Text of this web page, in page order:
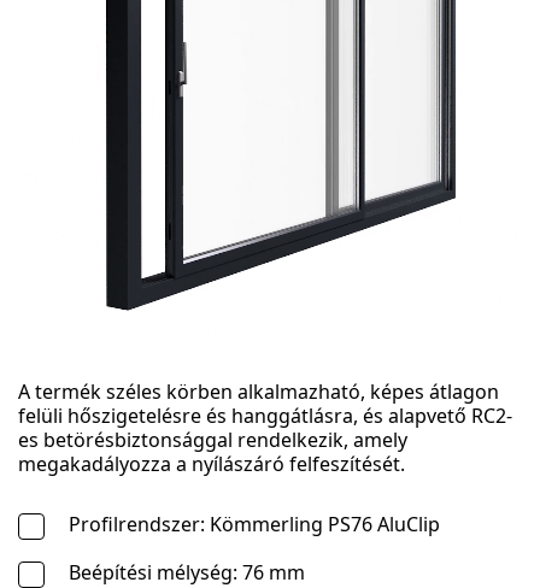
A termék széles körben alkalmazható, képes átlagon
felüli hőszigetelésre és hanggátlásra, és alapvető RC2-
es betörésbiztonsággal rendelkezik, amely
megakadályozza a nyílászáró felfeszítését.
Profilrendszer: Kömmerling PS76 AluClip
Beépítési mélység: 76 mm